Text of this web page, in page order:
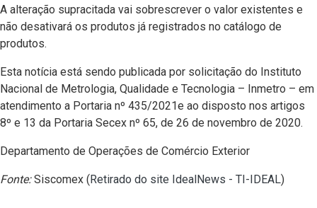
A alteração supracitada vai sobrescrever o valor existentes e
não desativará os produtos já registrados no catálogo de
produtos.
Esta notícia está sendo publicada por solicitação do Instituto
Nacional de Metrologia, Qualidade e Tecnologia – Inmetro – em
atendimento a Portaria nº 435/2021e ao disposto nos artigos
8º e 13 da Portaria Secex nº 65, de 26 de novembro de 2020.
Departamento de Operações de Comércio Exterior
Fonte:Siscomex (Retirado do site IdealNews - TI-IDEAL)